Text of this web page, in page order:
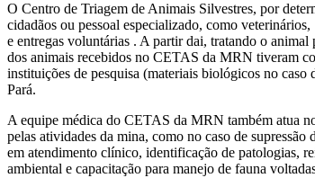
O Centro de Triagem de Animais Silvestres, por
cidadãos ou pessoal especializado, como
e entregas voluntárias . A partir dai, tratando o
dos animais recebidos no CETAS da MRN tiveram
instituições de pesquisa (materiais biológicos no
Pará.
A equipe médica do CETAS da MRN também atua
pelas atividades da mina, como no caso de
em atendimento clínico, identificação de patologias,
ambiental e capacitação para manejo de fauna